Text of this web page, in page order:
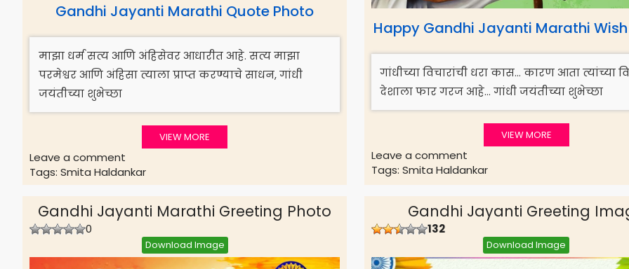
Gandhi Jayanti Marathi Quote Photo
माझा धर्म सत्य आणि अंहिसेवर आधारीत आहे. सत्य माझा
परमेश्वर आणि अंहिसा त्याला प्राप्त करण्याचे साधन, गांधी
जयंतीच्या शुभेच्छा
VIEW MORE
Leave a comment
Tags:Smita Haldankar
Happy Gandhi Jayanti Marathi
गांधीच्या विचारांची धरा कास… कारण आता त्यांच्या
देशाला फार गरज आहे… गांधी जयंतीच्या शुभेच्छा
VIEW MORE
Leave a comment
Tags: Smita Haldankar
Gandhi Jayanti Marathi Greeting Photo
0
Download Image
Gandhi Jayanti Greeting
132
Download Image